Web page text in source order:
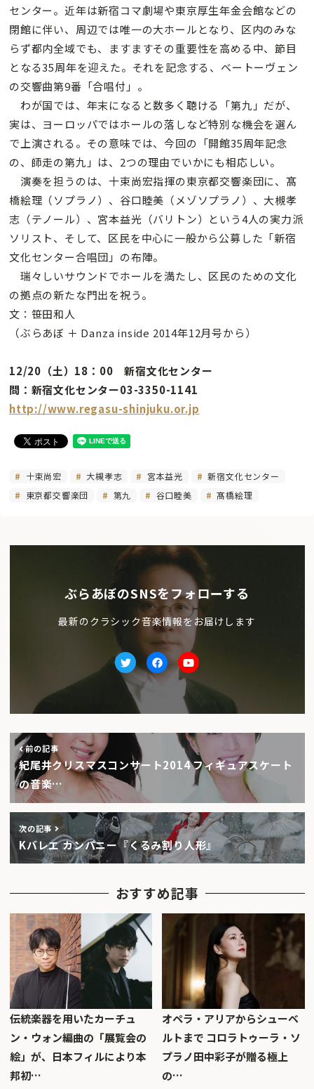
センター。近年は新宿コマ劇場や東京厚生年金会館などの
閉館に伴い、周辺では唯一の大ホールとなり、区内のみな
らず都内全域でも、ますますその重要性を高める中、節目
となる35周年を迎えた。それを記念する、ベートーヴェン
の交響曲第9番「合唱付」。
わが国では、年末になると数多く聴ける「第九」だが、
実は、ヨーロッパではホールの落しなど特別な機会を選ん
で上演される。その意味では、今回の「開館35周年記念
の、師走の第九」は、2つの理由でいかにも相応しい。
演奏を担うのは、十束尚宏指揮の東京都交響楽団に、髙
橋絵理（ソプラノ）、谷口睦美（メゾソプラノ）、大槻孝
志（テノール）、宮本益光（バリトン）という4人の実力派
ソリスト、そして、区民を中心に一般から公募した「新宿
文化センター合唱団」の布陣。
瑞々しいサウンドでホールを満たし、区民のための文化
の拠点の新たな門出を祝う。
文：笹田和人
（ぶらあぼ ＋ Danza inside 2014年12月号から）
12/20（土）18：00 新宿文化センター
問：新宿文化センター03-3350-1141
http://www.regasu-shinjuku.or.jp
十束尚宏 大槻孝志 宮本益光
新宿文化センター
東京都交響楽団
第九 谷口睦美 髙橋絵理
ぶらあぼのSNSをフォローする
最新のクラシック音楽情報をお届けします
TwitterfacebookYoutube
前の記事
紀尾井クリスマスコンサート2014 フィギュアスケート
の音楽…
次の記事
Kバレエ カンパニー『くるみ割り人形』
おすすめ記事
伝統楽器を用いたカーチュ
ン・ウォン編曲の「展覧会の
絵」が、日本フィルにより本
邦初…
オペラ・アリアからシューベ
ルトまで コロラトゥーラ・ソ
プラノ田中彩子が贈る極上
の…